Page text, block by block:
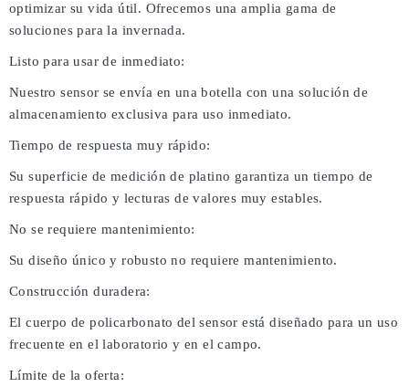
optimizar su vida útil. Ofrecemos una amplia gama de
soluciones para la invernada.
Listo para usar de inmediato:
Nuestro sensor se envía en una botella con una solución de
almacenamiento exclusiva para uso inmediato.
Tiempo de respuesta muy rápido:
Su superficie de medición de platino garantiza un tiempo de
respuesta rápido y lecturas de valores muy estables.
No se requiere mantenimiento:
Su diseño único y robusto no requiere mantenimiento.
Construcción duradera:
El cuerpo de policarbonato del sensor está diseñado para un uso
frecuente en el laboratorio y en el campo.
Límite de la oferta: